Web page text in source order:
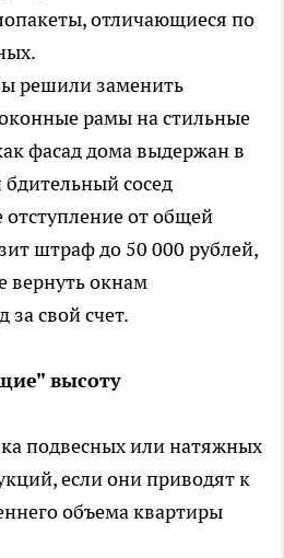
отличающиеся по
решили заменить
рамы на стильные
фасад дома выдержан в
сосед
отступление от общей
штраф до 50 000 рублей,
вернуть окнам
свой счет.
высоту
подвесных или натяжных
если они приводят к
объема квартиры